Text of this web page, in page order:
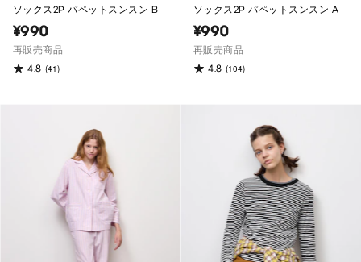
ソックス2P パペットスンスン B
¥990
再販売商品
4.8 (41)
ソックス2P パペットスンスン A
¥990
再販売商品
4.8 (104)